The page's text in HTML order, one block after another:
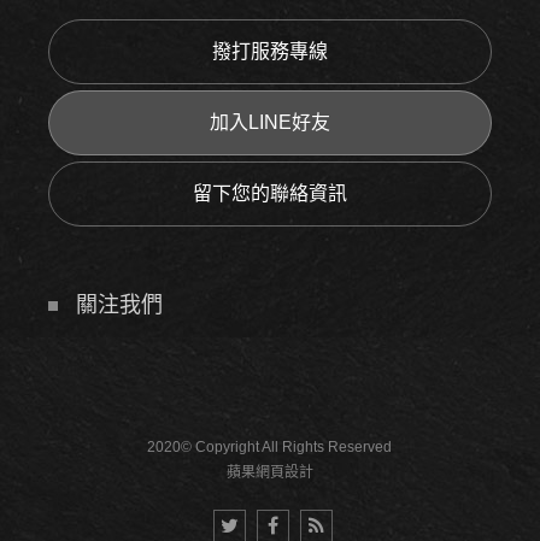
撥打服務專線
加入LINE好友
留下您的聯絡資訊
關注我們
2020© Copyright All Rights Reserved
蘋果網頁設計